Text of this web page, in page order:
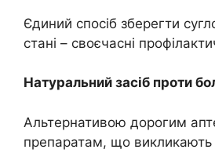
Єдиний спосіб зберегти
стані – своєчасні
Натуральний засіб проти
Альтернативою дорогим
препаратам, що викликають